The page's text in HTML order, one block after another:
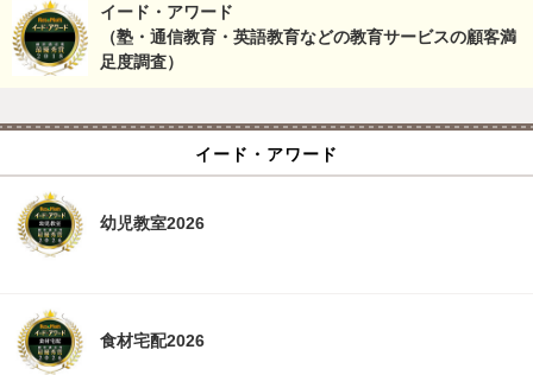
イード・アワード
（塾・通信教育・英語教育などの教育サービスの顧客満
足度調査）
イード・アワード
幼児教室2026
食材宅配2026